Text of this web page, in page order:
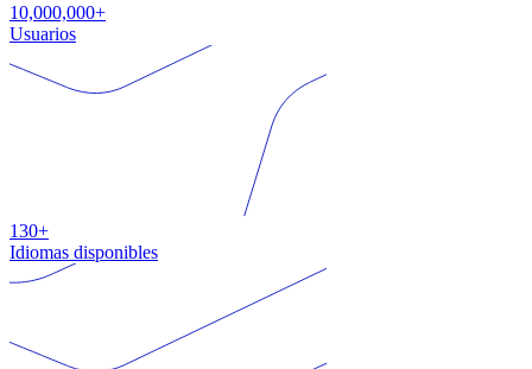
10,000,000+
Usuarios
130+
Idiomas disponibles